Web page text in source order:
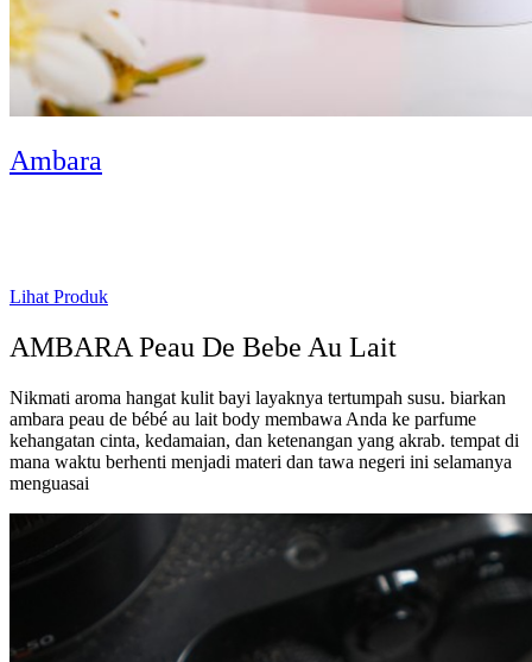
Ambara
Lihat Produk
AMBARA Peau De Bebe Au Lait
Nikmati aroma hangat kulit bayi layaknya tertumpah susu. biarkan
ambara peau de bébé au lait body membawa Anda ke parfume
kehangatan cinta, kedamaian, dan ketenangan yang akrab. tempat di
mana waktu berhenti menjadi materi dan tawa negeri ini selamanya
menguasai